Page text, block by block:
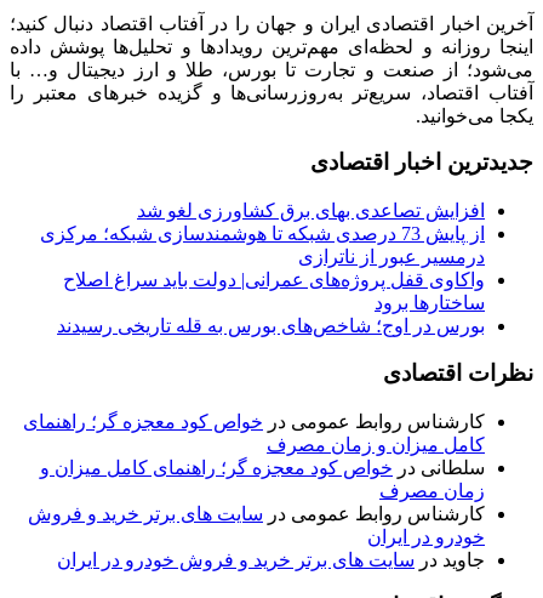
آخرین اخبار اقتصادی ایران و جهان را در آفتاب اقتصاد دنبال کنید؛
اینجا روزانه و لحظه‌ای مهم‌ترین رویدادها و تحلیل‌ها پوشش داده
می‌شود؛ از صنعت و تجارت تا بورس، طلا و ارز دیجیتال و… با
آفتاب اقتصاد، سریع‌تر به‌روزرسانی‌ها و گزیده خبرهای معتبر را
یکجا می‌خوانید.
جدیدترین اخبار اقتصادی
افزایش تصاعدی بهای برق کشاورزی لغو شد
از پایش 73 درصدی شبکه تا هوشمندسازی شبکه؛ مرکزی
درمسیر عبور از ناترازی
واکاوی قفل پروژه‌های عمرانی| دولت باید سراغ اصلاح
ساختارها برود
بورس در اوج؛ شاخص‌های بورس به قله تاریخی رسیدند
نظرات اقتصادی
کارشناس روابط عمومی در خواص کود معجزه گر؛ راهنمای
کامل میزان و زمان مصرف
سلطانی در خواص کود معجزه گر؛ راهنمای کامل میزان و
زمان مصرف
کارشناس روابط عمومی در سایت های برتر خرید و فروش
خودرو در ایران
جاوید در سایت های برتر خرید و فروش خودرو در ایران